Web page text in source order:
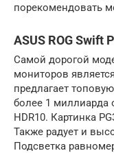
порекомендовать
ASUS ROG Swift
Самой дорогой
мониторов
предлагает
более 1
HDR10. Картинка
Также радует и
Подсветка